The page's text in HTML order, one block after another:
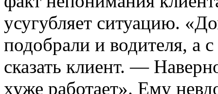
усугубляет ситуацию.
подобрали и водителя, а
сказать клиент. —
хуже работает». Ему